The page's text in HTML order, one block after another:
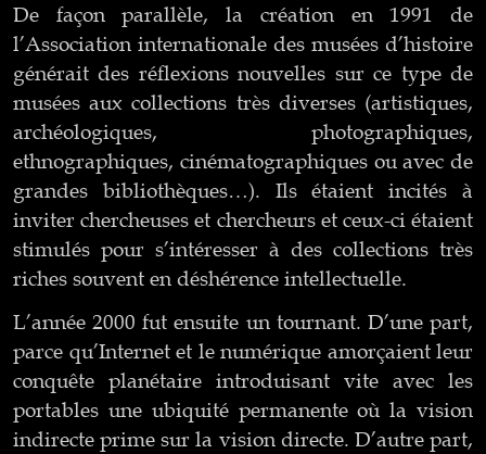
De façon parallèle, la création en 1991 de
l’Association internationale des musées d’histoire
générait des réflexions nouvelles sur ce type de
musées aux collections très diverses (artistiques,
archéologiques, photographiques,
ethnographiques, cinématographiques ou avec de
grandes bibliothèques…). Ils étaient incités à
inviter chercheuses et chercheurs et ceux-ci étaient
stimulés pour s’intéresser à des collections très
riches souvent en déshérence intellectuelle.
L’année 2000 fut ensuite un tournant. D’une part,
parce qu’Internet et le numérique amorçaient leur
conquête planétaire introduisant vite avec les
portables une ubiquité permanente où la vision
indirecte prime sur la vision directe. D’autre part,